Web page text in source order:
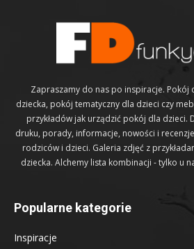
Zapraszamy do nas po inspiracje. Pokój
dziecka, pokój tematyczny dla dzieci czy
przykładów jak urządzić pokój dla dzieci.
druku, porady, informacje, nowości i
rodziców i dzieci. Galeria zdjęć z
dziecka. Alchemy lista kombinacji - tylko u
Popularne kategorie
Inspiracje